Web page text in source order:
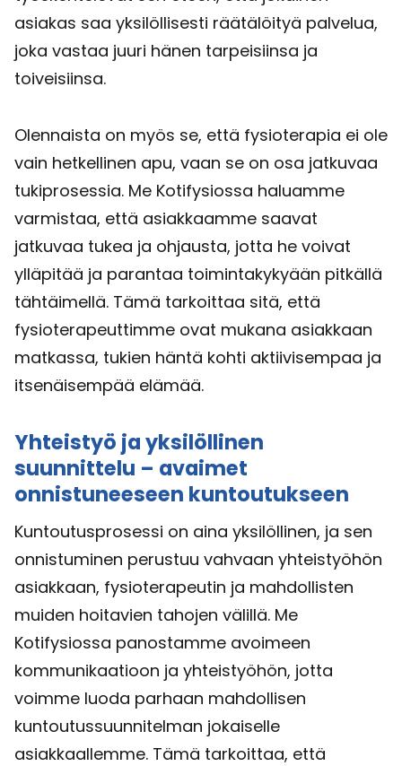
asiakas saa yksilöllisesti räätälöityä palvelua,
joka vastaa juuri hänen tarpeisiinsa ja
toiveisiinsa.
Olennaista on myös se, että fysioterapia ei ole
vain hetkellinen apu, vaan se on osa jatkuvaa
tukiprosessia. Me Kotifysiossa haluamme
varmistaa, että asiakkaamme saavat
jatkuvaa tukea ja ohjausta, jotta he voivat
ylläpitää ja parantaa toimintakykyään pitkällä
tähtäimellä. Tämä tarkoittaa sitä, että
fysioterapeuttimme ovat mukana asiakkaan
matkassa, tukien häntä kohti aktiivisempaa ja
itsenäisempää elämää.
Yhteistyö ja yksilöllinen
suunnittelu – avaimet
onnistuneeseen kuntoutukseen
Kuntoutusprosessi on aina yksilöllinen, ja sen
onnistuminen perustuu vahvaan yhteistyöhön
asiakkaan, fysioterapeutin ja mahdollisten
muiden hoitavien tahojen välillä. Me
Kotifysiossa panostamme avoimeen
kommunikaatioon ja yhteistyöhön, jotta
voimme luoda parhaan mahdollisen
kuntoutussuunnitelman jokaiselle
asiakkaallemme. Tämä tarkoittaa, että